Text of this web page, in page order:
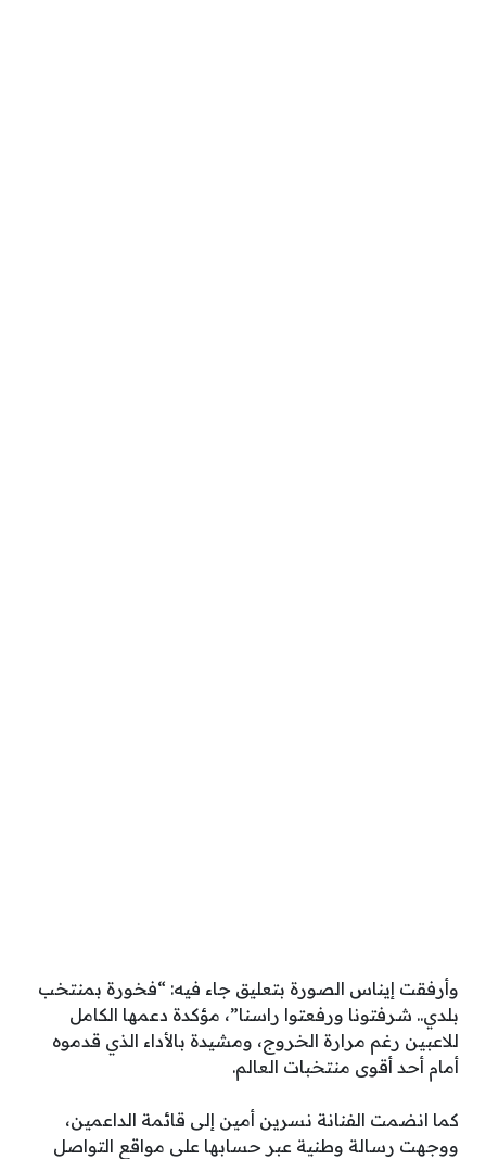
وأرفقت إيناس الصورة بتعليق جاء فيه: “فخورة بمنتخب
بلدي.. شرفتونا ورفعتوا راسنا”، مؤكدة دعمها الكامل
للاعبين رغم مرارة الخروج، ومشيدة بالأداء الذي قدموه
أمام أحد أقوى منتخبات العالم.
كما انضمت الفنانة نسرين أمين إلى قائمة الداعمين،
ووجهت رسالة وطنية عبر حسابها على مواقع التواصل